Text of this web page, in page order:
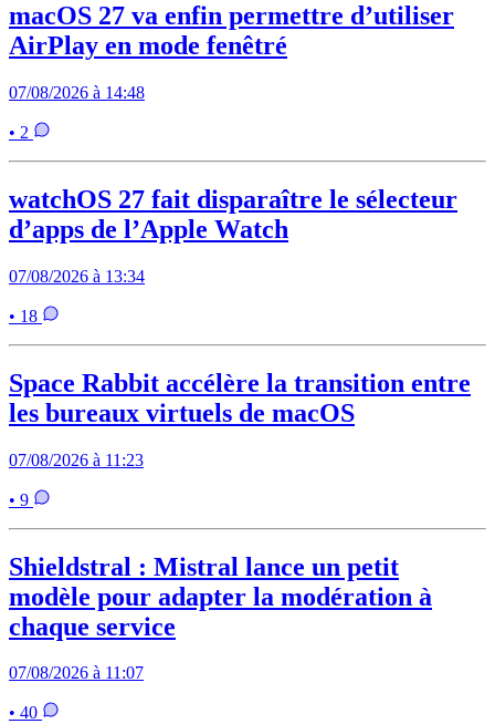
macOS 27 va enfin permettre d’utiliser
AirPlay en mode fenêtré
07/08/2026 à 14:48
• 2
watchOS 27 fait disparaître le sélecteur
d’apps de l’Apple Watch
07/08/2026 à 13:34
• 18
Space Rabbit accélère la transition entre
les bureaux virtuels de macOS
07/08/2026 à 11:23
• 9
Shieldstral : Mistral lance un petit
modèle pour adapter la modération à
chaque service
07/08/2026 à 11:07
• 40